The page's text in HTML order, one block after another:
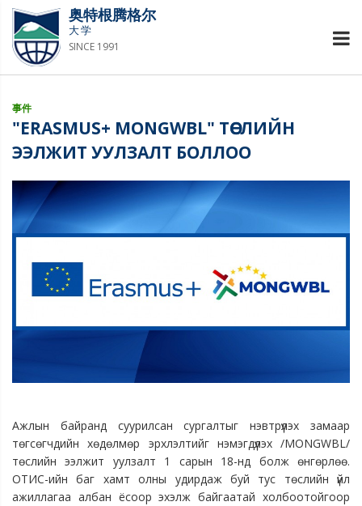
奥特根腾格尔
大学
SINCE 1991
事件
"ERASMUS+ MONGWBL" ТӨСЛИЙН
ЭЭЛЖИТ УУЛЗАЛТ БОЛЛОО
Ажлын байранд суурилсан сургалтыг нэвтрүүлэх замаар
төгсөгчдийн хөдөлмөр эрхлэлтийг нэмэгдүүлэх /MONGWBL/
ОТИС-ийн баг хамт олны удирдаж буй тус төслийн үйл
ажиллагаа албан ёсоор эхэлж байгаатай холбоотойгоор